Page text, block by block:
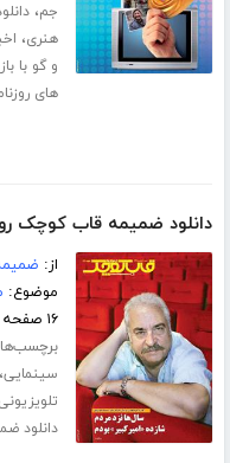
جم،
هنری،
و گو با
های
دانلود ضمیمه قاب کوچک
از:
موضوع:
۱۶ صفحه
سینمایی،
دانلود